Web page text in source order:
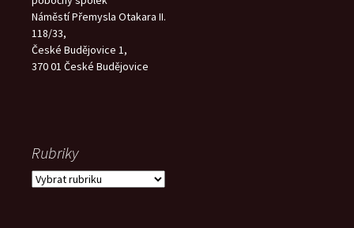
Náměstí Přemysla Otakara II.
118/33,
České Budějovice 1,
370 01 České Budějovice
Rubriky
Rubriky